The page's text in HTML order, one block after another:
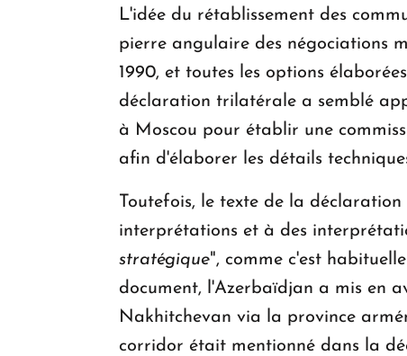
L'idée du rétablissement des
pierre angulaire des négociations
1990, et toutes les options
déclaration trilatérale a semblé
à Moscou pour établir une
afin d'élaborer les détails
Toutefois, le texte de la
interprétations et à des
stratégique", comme c'est
document, l'Azerbaïdjan a mis en
Nakhitchevan via la province
corridor était mentionné dans la